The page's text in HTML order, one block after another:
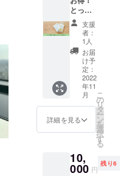
でお届
け
レゼン
トにも
いかが
でしょ
うか ※
割引率
は送料
も含ん
で試算
してい
ます
とって
も応援
コー
ス】 ・
ごはん
で作っ
た除菌
ウエッ
ティッ
シュ 50
点 ・お
礼メッ
セージ
く応援
した
支援
者：
1人
お届
け予
定：
2022
年11
月
詳細を見る
こ
の
リ
タ
ー
ン
を
選
択
す
る
10,
000 円
残り6